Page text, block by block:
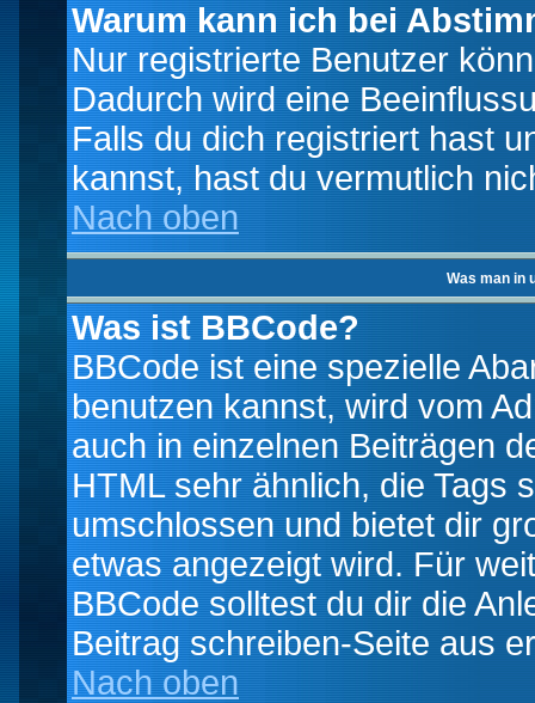
Warum kann ich bei
Nur registrierte Benutzer
Dadurch wird eine
Falls du dich registriert hast
kannst, hast du vermutlich
Nach oben
Was man in
Was ist BBCode?
BBCode ist eine spezielle
benutzen kannst, wird vom
auch in einzelnen Beiträgen
HTML sehr ähnlich, die Tags
umschlossen und bietet dir
etwas angezeigt wird. Für
BBCode solltest du dir die
Beitrag schreiben-Seite aus
Nach oben